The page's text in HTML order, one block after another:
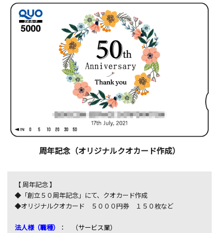
周年記念（オリジナルクオカード作成）
【 周年記念 】
◆「創立５０周年記念」にて、クオカード作成
◆オリジナルクオカード ５０００円券 １５０枚など
法人様（職種）
： （サービス業）